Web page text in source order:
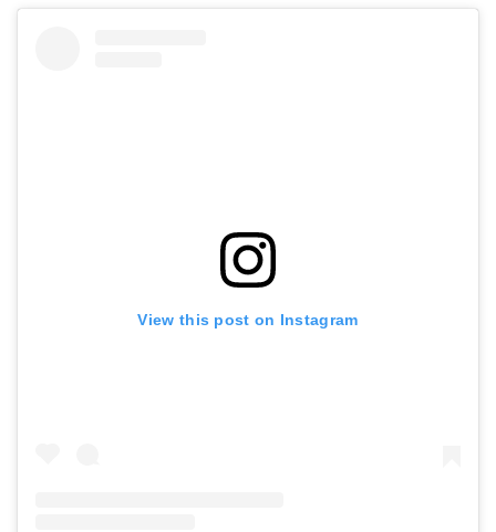
View this post on Instagram